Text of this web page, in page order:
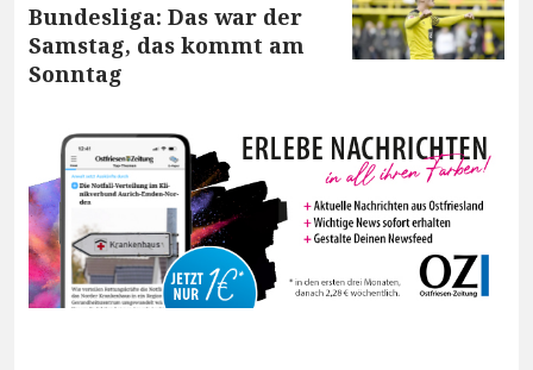
Bundesliga: Das war der
Samstag, das kommt am
Sonntag